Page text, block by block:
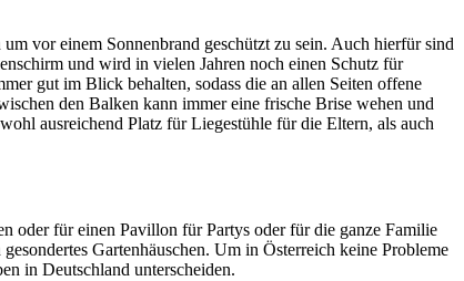
vor einem Sonnenbrand geschützt zu sein. Auch hierfür sind
und wird in vielen Jahren noch einen Schutz für
gut im Blick behalten, sodass die an allen Seiten offene
den Balken kann immer eine frische Brise wehen und
ausreichend Platz für Liegestühle für die Eltern, als auch
oder für einen Pavillon für Partys oder für die ganze Familie
Gartenhäuschen. Um in Österreich keine Probleme
in Deutschland unterscheiden.